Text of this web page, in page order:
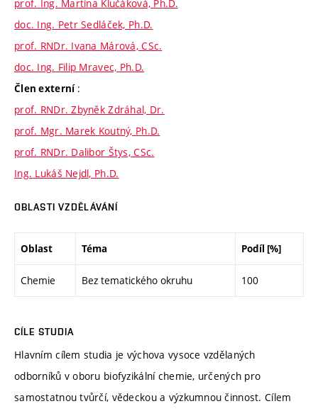
prof. Ing. Martina Klučáková, Ph.D.
doc. Ing. Petr Sedláček, Ph.D.
prof. RNDr. Ivana Márová, CSc.
doc. Ing. Filip Mravec, Ph.D.
Člen externí :
prof. RNDr. Zbyněk Zdráhal, Dr.
prof. Mgr. Marek Koutný, Ph.D.
prof. RNDr. Dalibor Štys, CSc.
Ing. Lukáš Nejdl, Ph.D.
OBLASTI VZDĚLÁVÁNÍ
Oblast Téma Podíl [%]
Chemie Bez tematického okruhu 100
CÍLE STUDIA
Hlavním cílem studia je výchova vysoce vzdělaných
odborníků v oboru biofyzikální chemie, určených pro
samostatnou tvůrčí, vědeckou a výzkumnou činnost. Cílem